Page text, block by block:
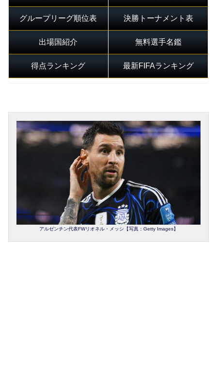
グループリーグ順位表 決勝トーナメント表
出場国紹介 無料選手名鑑
得点ランキング 最新FIFAランキング
アルゼンチン代表FWリオネル・メッシ【写真：Getty Images】